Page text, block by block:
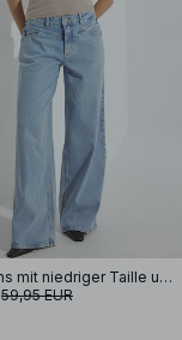
Weite Jeans mit niedriger Taille und Nahtdetails
59,95 EUR